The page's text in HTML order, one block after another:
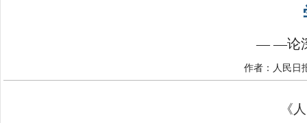
— —论
作者：人民
《